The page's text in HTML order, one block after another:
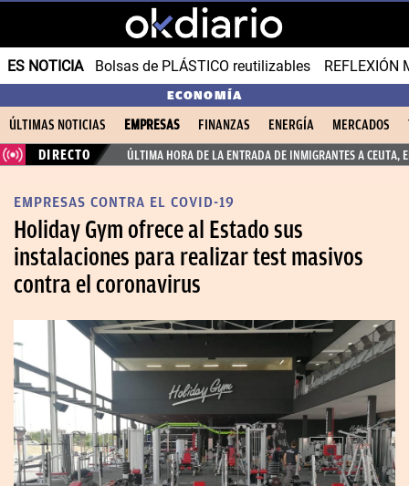
ES NOTICIA Bolsas de PLÁSTICO reutilizables REFLEXIÓN
ECONOMÍA
ÚLTIMAS NOTICIAS EMPRESAS FINANZAS ENERGÍA MERCADOS
DIRECTO
ÚLTIMA HORA DE LA ENTRADA DE INMIGRANTES A CEUTA,
EMPRESAS CONTRA EL COVID-19
Holiday Gym ofrece al Estado sus
instalaciones para realizar test masivos
contra el coronavirus